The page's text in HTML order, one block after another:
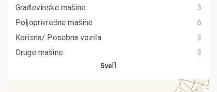
Građevinske mašine
3
Poljoprivredne mašine
6
Korisna/ Posebna vozila
3
Druge mašine
3
Sve